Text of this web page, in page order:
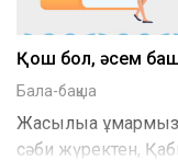
Қош бол, әсем
Бала-бақша
Жақсылыққа
сәби жүректен,